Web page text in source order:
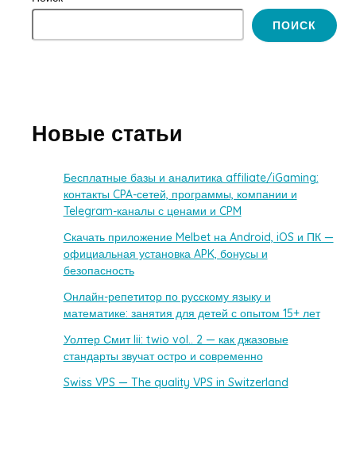
ПОИСК
Новые статьи
Бесплатные базы и аналитика affiliate/iGaming:
контакты CPA-сетей, программы, компании и
Telegram-каналы с ценами и CPM
Скачать приложение Melbet на Android, iOS и ПК —
официальная установка APK, бонусы и
безопасность
Онлайн-репетитор по русскому языку и
математике: занятия для детей с опытом 15+ лет
Уолтер Смит Iii: twio vol.. 2 — как джазовые
стандарты звучат остро и современно
Swiss VPS — The quality VPS in Switzerland